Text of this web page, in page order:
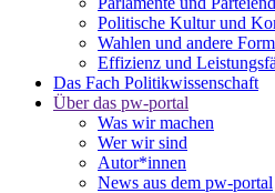
Politische Kultur und
Wahlen und andere
Effizienz und
Das Fach Politikwissenschaft
Über das pw-portal
Was wir machen
Wer wir sind
Autor*innen
News aus dem pw-portal